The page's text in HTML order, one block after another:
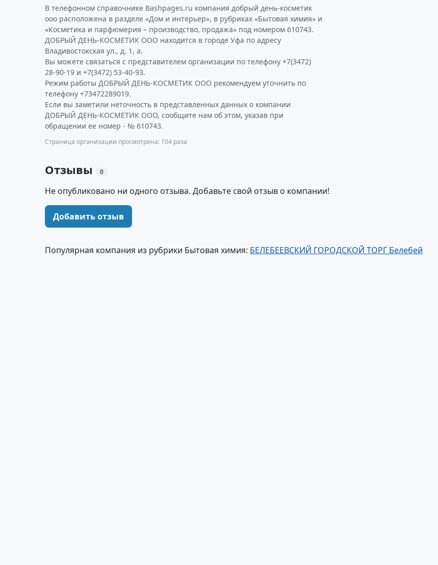
В телефонном справочнике Bashpages.ru компания добрый день-косметик
ооо расположена в разделе «Дом и интерьер», в рубриках «Бытовая химия» и
«Косметика и парфюмерия – производство, продажа» под номером 610743.
ДОБРЫЙ ДЕНЬ-КОСМЕТИК ООО находится в городе Уфа по адресу
Владивостокская ул., д. 1, а.
Вы можете связаться с представителем организации по телефону +7(3472)
28-90-19 и +7(3472) 53-40-93.
Режим работы ДОБРЫЙ ДЕНЬ-КОСМЕТИК ООО рекомендуем уточнить по
телефону +73472289019.
Если вы заметили неточность в представленных данных о компании
ДОБРЫЙ ДЕНЬ-КОСМЕТИК ООО, сообщите нам об этом, указав при
обращении ее номер - № 610743.
Страница организации просмотрена: 104 раза
Отзывы 0
Не опубликовано ни одного отзыва. Добавьте свой отзыв о компании!
Добавить отзыв
Популярная компания из рубрики Бытовая химия: БЕЛЕБЕЕВСКИЙ ГОРОДСКОЙ ТОРГ Белебей